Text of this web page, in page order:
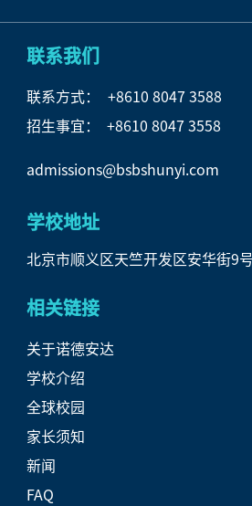
联系我们
联系方式：
+8610 8047 3588
招生事宜： +8610 8047 3558
admissions@bsbshunyi.com
学校地址
北京市顺义区天竺开发区安华街9
相关链接
关于诺德安达
学校介绍
全球校园
家长须知
新闻
FAQ